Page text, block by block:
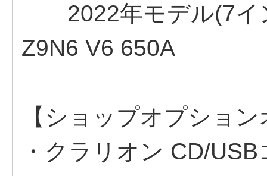
2022年モデル(7イ
Z9N6 V6 650A
【ショップオプショ
・クラリオン CD/